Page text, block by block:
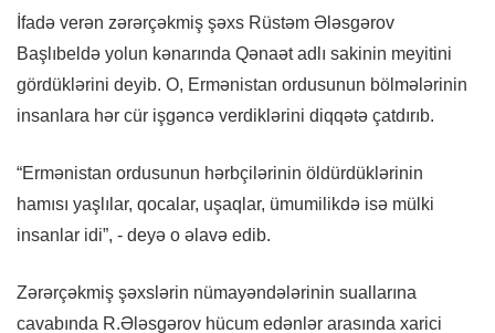
İfadə verən zərərçəkmiş şəxs Rüstəm Ələsgərov
Başlıbeldə yolun kənarında Qənaət adlı sakinin meyitini
gördüklərini deyib. O, Ermənistan ordusunun bölmələrinin
insanlara hər cür işgəncə verdiklərini diqqətə çatdırıb.
“Ermənistan ordusunun hərbçilərinin öldürdüklərinin
hamısı yaşlılar, qocalar, uşaqlar, ümumilikdə isə mülki
insanlar idi”, - deyə o əlavə edib.
Zərərçəkmiş şəxslərin nümayəndələrinin suallarına
cavabında R.Ələsgərov hücum edənlər arasında xarici